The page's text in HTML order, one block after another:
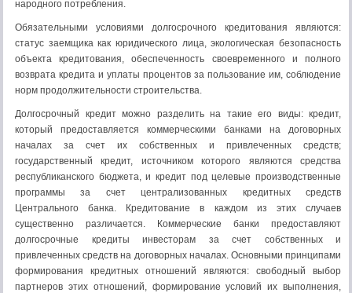
народного потребления.
Обязательными условиями долгосрочного кредитования являются:
статус заемщика как юридического лица, экологическая безопасность
объекта кредитования, обеспеченность своевременного и полного
возврата кредита и уплаты процентов за пользование им, соблюдение
норм продолжительности строительства.
Долгосрочный кредит можно разделить на такие его виды: кредит,
который предоставляется коммерческими банками на договорных
началах за счет их собственных и привлеченных средств;
государственный кредит, источником которого являются средства
республиканского бюджета, и кредит под целевые производственные
программы за счет централизованных кредитных средств
Центрального банка. Кредитование в каждом из этих случаев
существенно различается. Коммерческие банки предоставляют
долгосрочные кредиты инвесторам за счет собственных и
привлеченных средств на договорных началах. Основными принципами
формирования кредитных отношений являются: свободный выбор
партнеров этих отношений, формирование условий их выполнения,